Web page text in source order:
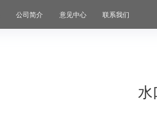
公司简介 意见中心 联系我们
水